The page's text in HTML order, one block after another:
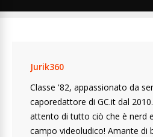
Jurik360
Classe '82, appassionato da
caporedattore di GC.it dal
attento di tutto ciò che è nerd
campo videoludico! Amante di